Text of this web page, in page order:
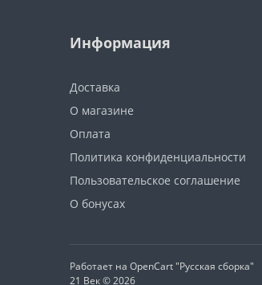
Информация
Доставка
О магазине
Оплата
Политика конфиденциальности
Пользовательское соглашение
О бонусах
Работает на OpenCart "Русская сборка"
21 Век © 2026